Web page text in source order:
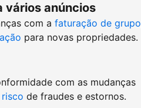
vários anúncios
com a faturação de grupo
para novas propriedades.
com as mudanças
de fraudes e estornos.